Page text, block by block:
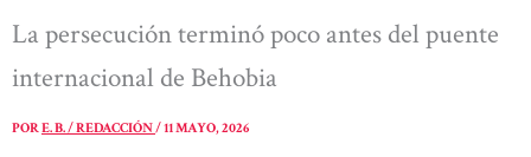
La persecución terminó poco antes del puente
internacional de Behobia
PORE. B. / REDACCIÓN/11 MAYO, 2026